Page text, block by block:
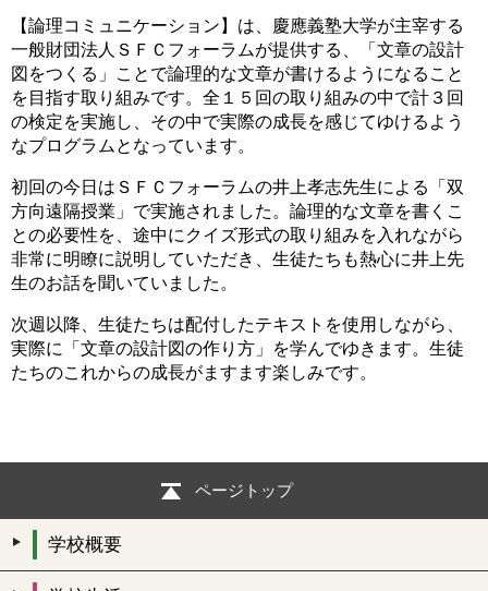
【論理コミュニケーション】は、慶應義塾大学が主宰する
一般財団法人ＳＦＣフォーラムが提供する、「文章の設計
図をつくる」ことで論理的な文章が書けるようになること
を目指す取り組みです。全１５回の取り組みの中で計３回
の検定を実施し、その中で実際の成長を感じてゆけるよう
なプログラムとなっています。
初回の今日はＳＦＣフォーラムの井上孝志先生による「双
方向遠隔授業」で実施されました。論理的な文章を書くこ
との必要性を、途中にクイズ形式の取り組みを入れながら
非常に明瞭に説明していただき、生徒たちも熱心に井上先
生のお話を聞いていました。
次週以降、生徒たちは配付したテキストを使用しながら、
実際に「文章の設計図の作り方」を学んでゆきます。生徒
たちのこれからの成長がますます楽しみです。
ページトップ
学校概要